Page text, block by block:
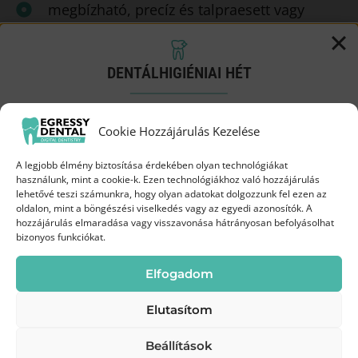
Cookie Hozzájárulás Kezelése
A legjobb élmény biztosítása érdekében olyan technológiákat
használunk, mint a cookie-k. Ezen technológiákhoz való hozzájárulás
lehetővé teszi számunkra, hogy olyan adatokat dolgozzunk fel ezen az
oldalon, mint a böngészési viselkedés vagy az egyedi azonosítók. A
hozzájárulás elmaradása vagy visszavonása hátrányosan befolyásolhat
bizonyos funkciókat.
Elfogadom
Elutasítom
Beállítások
megbízható, precíz és talpraesett vagy
rugalmas, alkalmazkodó, empatikus
természeted van
csapatban gondolkozol
Előnyt jelent,ha kommunikációs szinten
beszélsz angolul, dolgoztál már recepciósként
vagy van fogászati asszisztens végzettséged
esetleg folyamatban lévő tanulmányod.
DENTÁLHIGIÉNIAI HÉT
Próbáld ki a Biofilm terápiát
Augusztus 3-19.között az Egressy Dentalnál
Most 35 000 Ft
45 000 Fthelyett